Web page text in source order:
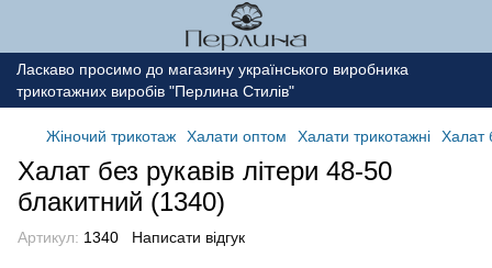
Ласкаво просимо до магазину українського виробника
трикотажних виробів "Перлина Стилів"
Жіночий трикотаж Халати оптом Халати трикотажні Халат
Халат без рукавів літери 48-50
блакитний (1340)
Артикул: 1340 Написати відгук